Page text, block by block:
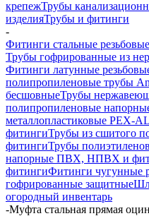
крепежТрубы
изделияТрубы и фитинги
-
Фитинги стальные резьбовые
Трубы гофрированные из
Фитинги латунные
полипропиленовые трубы
бесшовныеТрубы
полипропиленовые
металлопластиковые PEX-
фитингиТрубы из сшитого
фитингиТрубы
напорные ПВХ, НПВХ и
фитингиФитинги чугунные
гофрированные защитные
огородный инвентарь
-Муфта стальная прямая